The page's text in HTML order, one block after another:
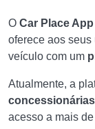
O Car Place App
oferece aos
veículo com um
Atualmente, a
concessionárias
acesso a mais de